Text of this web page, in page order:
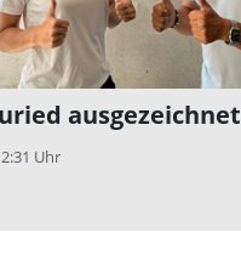
ausgezeichnet
Uhr